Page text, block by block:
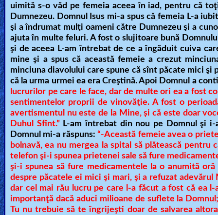
uimită s-o văd pe femeia aceea în iad, pentru că
Dumnezeu. Domnul Isus mi-a spus că femeia L-a
şi a îndrumat mulţi oameni către Dumnezeu şi a
ajuta în multe feluri. A fost o slujitoare bună
şi de aceea L-am întrebat de ce a îngăduit cuiva
mine şi a spus că această femeie a crezut
minciuna diavolului care spune că sînt păcate mici şi
că la urma urmei ea era Creştină. Apoi Domnul a
lucrurilor pe care le face, dar de multe ori ea a fost
sentimentelor proprii de vinovăţie. A fost o
avertismentul nu este de la Mine,şi că este doar
Duhul Sfînt.” L-am întrebat din nou pe Domnul şi
Domnul mi-a răspuns:“-Această femeie avea o
bolnavă, ea nu mergea la spital să plătească
telefon şi-i spunea prietenei sale să fure
şi-i spunea să fure medicamentele la o anumită
despre păcatele ei mici şi mari, şi a refuzat
dar cel mai rău lucru pe care l-a făcut a fost că ea
importanţă dacă aduci milioane de suflete la
Tu nu trebuie să te îngrijeşti doar de salvarea